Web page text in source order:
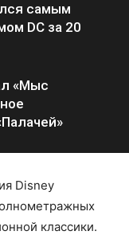
самым
DC за 20
«Мыс
Disney
классики.